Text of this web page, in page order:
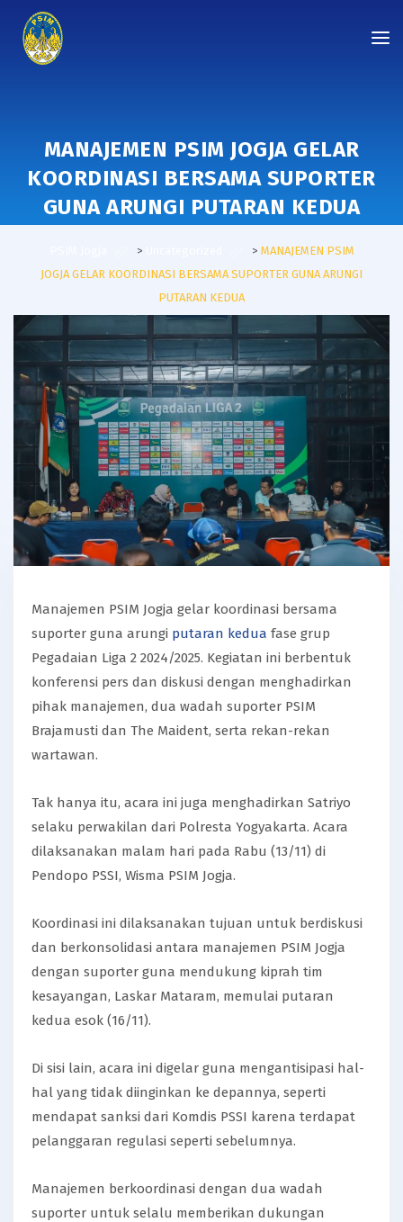
MANAJEMEN PSIM JOGJA GELAR
KOORDINASI BERSAMA SUPORTER
GUNA ARUNGI PUTARAN KEDUA
> > MANAJEMEN PSIM
JOGJA GELAR KOORDINASI BERSAMA SUPORTER GUNA ARUNGI
PUTARAN KEDUA
Manajemen PSIM Jogja gelar koordinasi bersama
suporter guna arungi putaran kedua fase grup
Pegadaian Liga 2 2024/2025. Kegiatan ini berbentuk
konferensi pers dan diskusi dengan menghadirkan
pihak manajemen, dua wadah suporter PSIM
Brajamusti dan The Maident, serta rekan-rekan
wartawan.
Tak hanya itu, acara ini juga menghadirkan Satriyo
selaku perwakilan dari Polresta Yogyakarta. Acara
dilaksanakan malam hari pada Rabu (13/11) di
Pendopo PSSI, Wisma PSIM Jogja.
Koordinasi ini dilaksanakan tujuan untuk berdiskusi
dan berkonsolidasi antara manajemen PSIM Jogja
dengan suporter guna mendukung kiprah tim
kesayangan, Laskar Mataram, memulai putaran
kedua esok (16/11).
Di sisi lain, acara ini digelar guna mengantisipasi hal-
hal yang tidak diinginkan ke depannya, seperti
mendapat sanksi dari Komdis PSSI karena terdapat
pelanggaran regulasi seperti sebelumnya.
Manajemen berkoordinasi dengan dua wadah
suporter untuk selalu memberikan dukungan